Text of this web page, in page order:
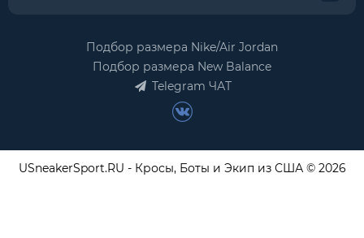
Подбор размера Nike/Air Jordan
Подбор размера New Balance
Telegram ЧАТ
USneakerSport.RU - Кросы, Боты и Экип из США © 2026